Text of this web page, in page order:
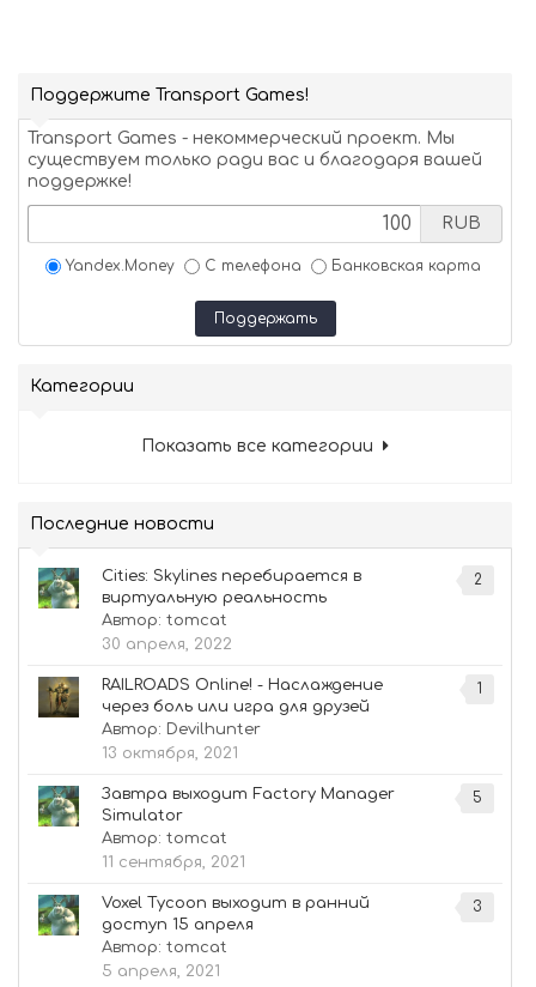
Поддержите Transport Games!
Transport Games - некоммерческий проект. Мы
существуем только ради вас и благодаря вашей
поддержке!
RUB
Yandex.Money С телефона Банковская карта
Поддержать
Категории
Показать все категории
Последние новости
2
Cities: Skylines перебирается в
виртуальную реальность
Автор: tomcat
30 апреля, 2022
1
RAILROADS Online! - Наслаждение
через боль или игра для друзей
Автор: Devilhunter
13 октября, 2021
5
Завтра выходит Factory Manager
Simulator
Автор: tomcat
11 сентября, 2021
3
Voxel Tycoon выходит в ранний
доступ 15 апреля
Автор: tomcat
5 апреля, 2021